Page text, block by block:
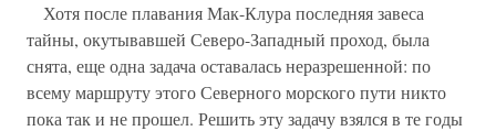
Хотя после плавания Мак-Клура последняя завеса
тайны, окутывавшей Северо-Западный проход, была
снята, еще одна задача оставалась неразрешенной: по
всему маршруту этого Северного морского пути никто
пока так и не прошел. Решить эту задачу взялся в те годы